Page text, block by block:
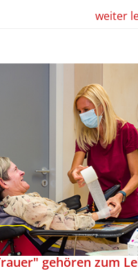
weiter
gehören zum